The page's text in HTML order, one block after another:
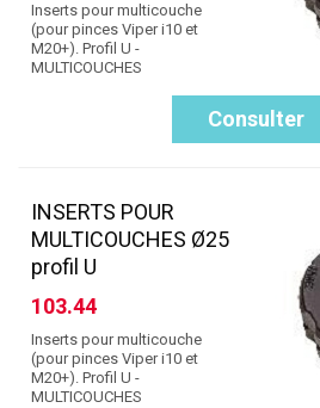
Inserts pour multicouche
(pour pinces Viper i10 et
M20+). Profil U -
MULTICOUCHES
Consulter
INSERTS POUR
MULTICOUCHES Ø25
profil U
103.44
Inserts pour multicouche
(pour pinces Viper i10 et
M20+). Profil U -
MULTICOUCHES